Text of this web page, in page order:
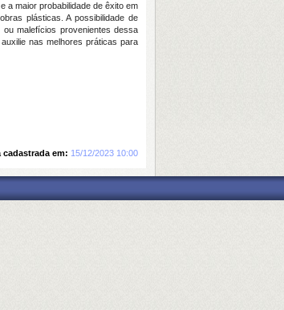
a maior probabilidade de êxito em
plásticas. A possibilidade de
malefícios provenientes dessa
nas melhores práticas para
cadastrada em: 15/12/2023 10:00